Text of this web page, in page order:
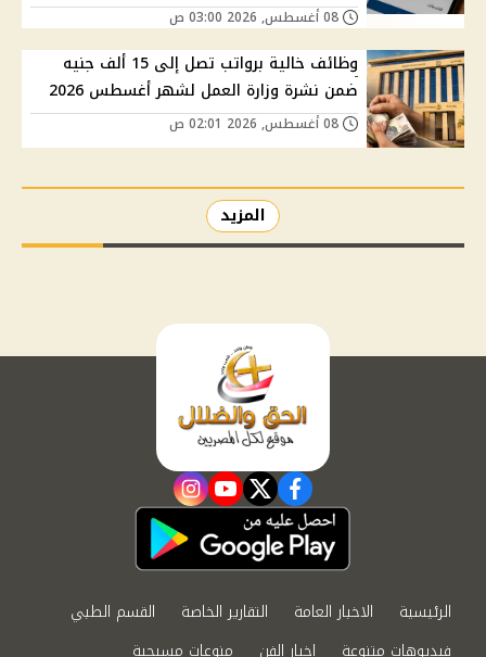
وظائف خالية برواتب تصل إلى 15 ألف جنيه
ضمن نشرة وزارة العمل لشهر أغسطس 2026
المزيد
facebook
twitter
youtube
instagram
الرئيسية الاخبار العامة التقارير الخاصة
القسم الطبي
فيديوهات متنوعة
اخبار الفن منوعات مسيحية